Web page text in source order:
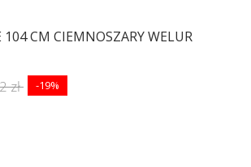
104 CM CIEMNOSZARY WELUR
zł -19%